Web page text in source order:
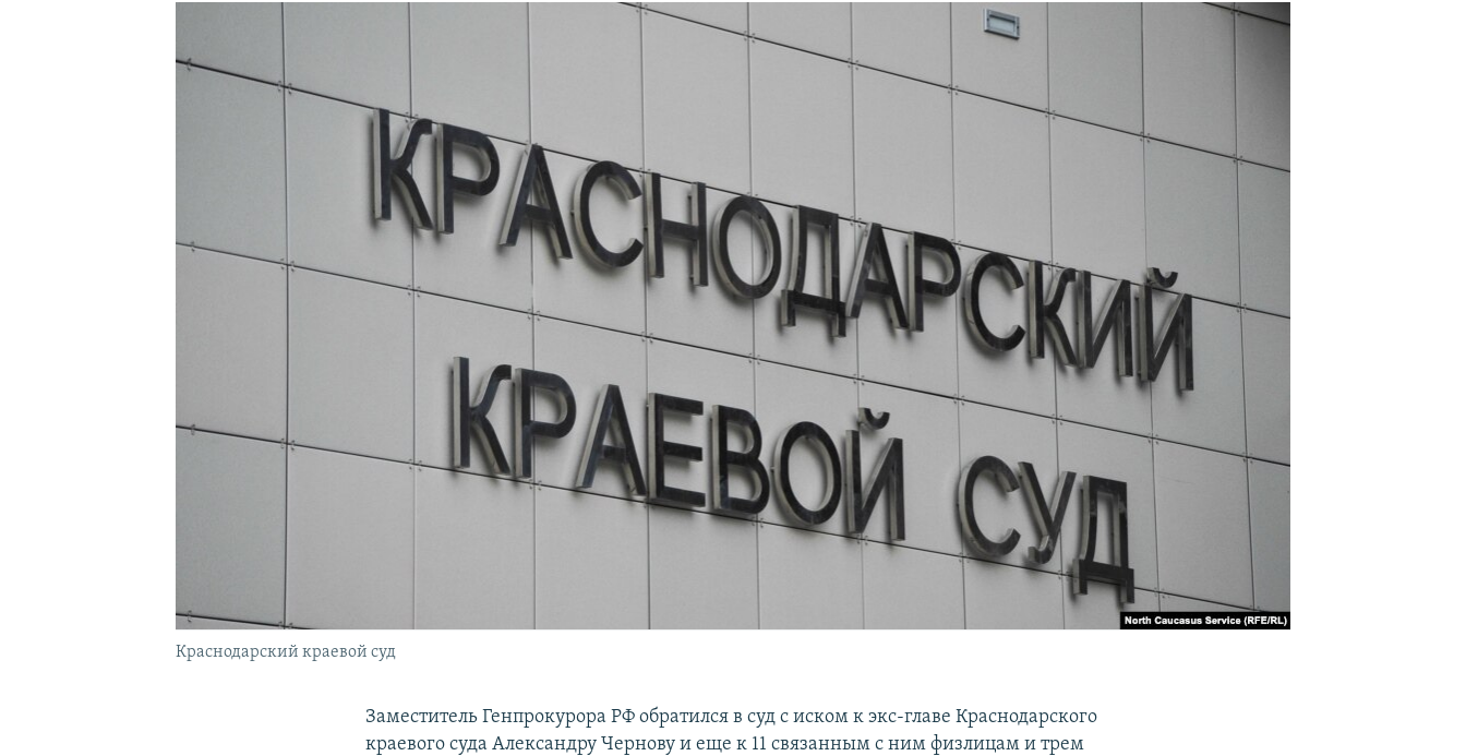
Краснодарский краевой суд
Заместитель Генпрокурора РФ обратился в суд с иском к экс-главе Краснодарского
краевого суда Александру Чернову и еще к 11 связанным с ним физлицам и трем